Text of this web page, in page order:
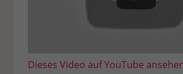
Dieses Video auf YouTube